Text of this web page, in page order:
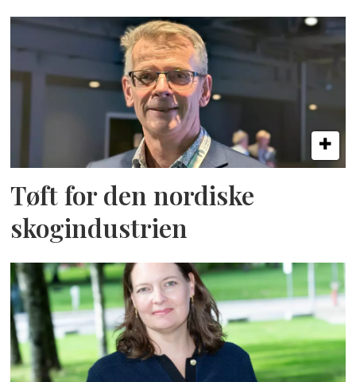
Tøft for den nordiske
skogindustrien